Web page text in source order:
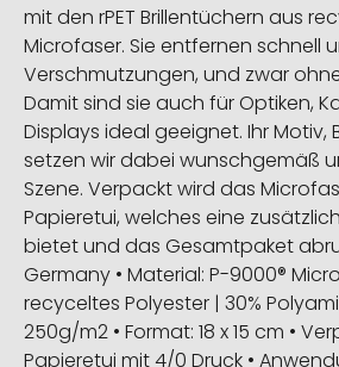
mit den rPET Brillentüchern aus
Microfaser. Sie entfernen schnell
Verschmutzungen, und zwar
Damit sind sie auch für Optiken,
Displays ideal geeignet. Ihr Motiv,
setzen wir dabei wunschgemäß
Szene. Verpackt wird das
Papieretui, welches eine
bietet und das Gesamtpaket
Germany • Material: P-9000®
recyceltes Polyester | 30%
250g/m2 • Format: 18 x 15 cm •
Papieretui mit 4/0 Druck •